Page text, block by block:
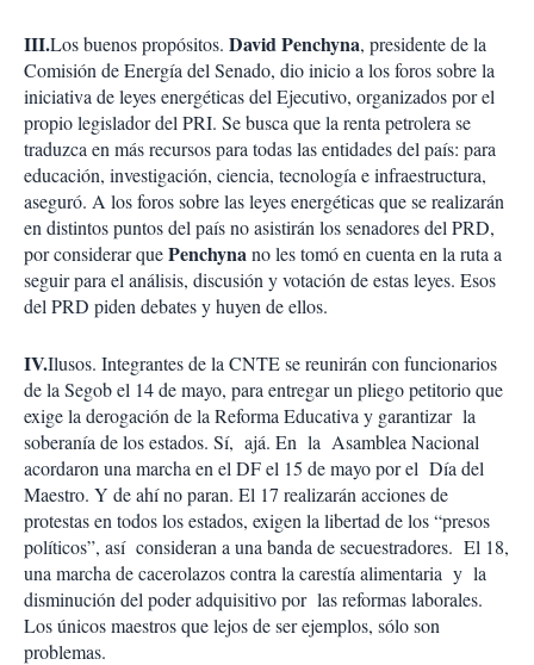
III.Los buenos propósitos. David Penchyna, presidente de la
Comisión de Energía del Senado, dio inicio a los foros sobre la
iniciativa de leyes energéticas del Ejecutivo, organizados por el
propio legislador del PRI. Se busca que la renta petrolera se
traduzca en más recursos para todas las entidades del país: para
educación, investigación, ciencia, tecnología e infraestructura,
aseguró. A los foros sobre las leyes energéticas que se realizarán
en distintos puntos del país no asistirán los senadores del PRD,
por considerar quePenchynano les tomó en cuenta en la ruta a
seguir para el análisis, discusión y votación de estas leyes. Esos
del PRD piden debates y huyen de ellos.
IV.Ilusos. Integrantes de la CNTE se reunirán con funcionarios
de la Segob el 14 de mayo, para entregar un pliego petitorio que
exige la derogación de la Reforma Educativa y garantizar la
soberanía de los estados. Sí, ajá. En la Asamblea Nacional
acordaron una marcha en el DF el 15 de mayo por el Día del
Maestro. Y de ahí no paran. El 17 realizarán acciones de
protestas en todos los estados, exigen la libertad de los “presos
políticos”, así consideran a una banda de secuestradores. El 18,
una marcha de cacerolazos contra la carestía alimentaria y la
disminución del poder adquisitivo por las reformas laborales.
Los únicos maestros que lejos de ser ejemplos, sólo son
problemas.